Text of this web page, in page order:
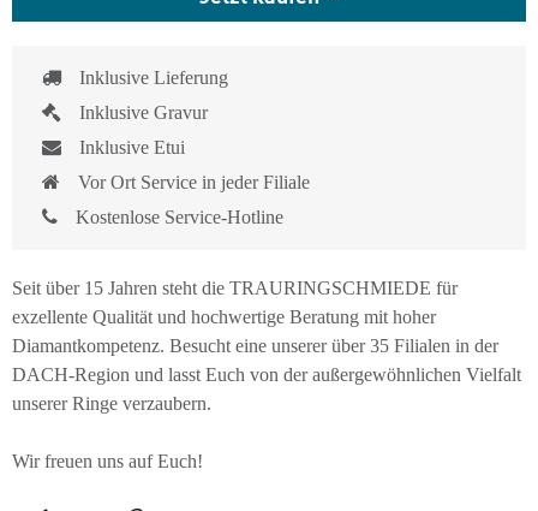
Inklusive Lieferung
Inklusive Gravur
Inklusive Etui
Vor Ort Service in jeder Filiale
Kostenlose Service-Hotline
Seit über 15 Jahren steht die TRAURINGSCHMIEDE für
exzellente Qualität und hochwertige Beratung mit hoher
Diamantkompetenz. Besucht eine unserer über 35 Filialen in der
DACH-Region und lasst Euch von der außergewöhnlichen Vielfalt
unserer Ringe verzaubern.
Wir freuen uns auf Euch!